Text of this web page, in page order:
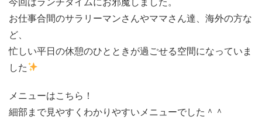
お仕事合間のサラリーマンさんやママさん達、海外の方な
ど、
忙しい平日の休憩のひとときが過ごせる空間になっていま
した
メニューはこちら！
細部まで見やすくわかりやすいメニューでした＾＾